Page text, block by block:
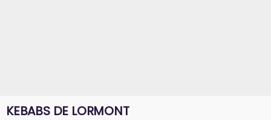
KEBABS DE LORMONT